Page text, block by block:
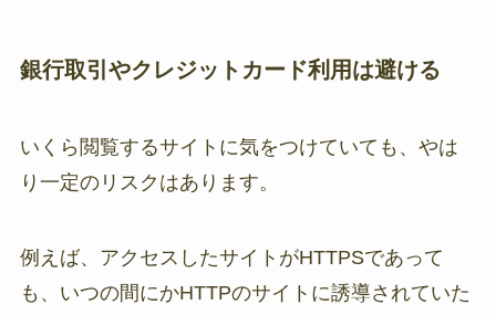
銀行取引やクレジットカード利用は避ける
いくら閲覧するサイトに気をつけていても、やは
り一定のリスクはあります。
例えば、アクセスしたサイトがHTTPSであって
も、いつの間にかHTTPのサイトに誘導されていた